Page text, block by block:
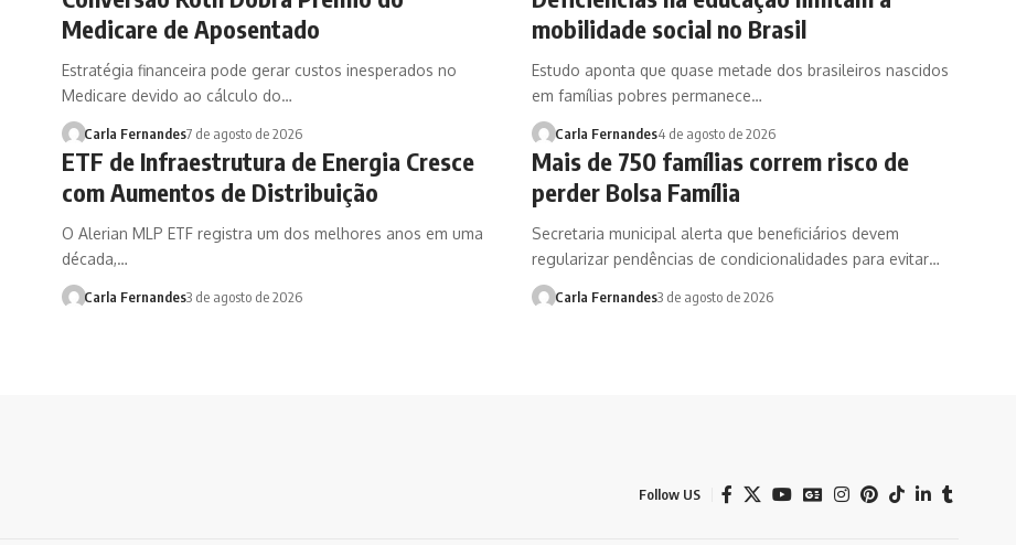
Medicare de Aposentado
Estratégia financeira pode gerar custos inesperados no
Medicare devido ao cálculo do…
Carla Fernandes7 de agosto de 2026
mobilidade social no Brasil
Estudo aponta que quase metade dos brasileiros nascidos
em famílias pobres permanece…
Carla Fernandes4 de agosto de 2026
ETF de Infraestrutura de Energia Cresce
com Aumentos de Distribuição
O Alerian MLP ETF registra um dos melhores anos em uma
década,…
Carla Fernandes3 de agosto de 2026
Mais de 750 famílias correm risco de
perder Bolsa Família
Secretaria municipal alerta que beneficiários devem
regularizar pendências de condicionalidades para evitar…
Carla Fernandes3 de agosto de 2026
Follow US